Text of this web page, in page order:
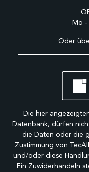
Mo -
Oder
Die hier
Datenbank, dürfen
die Daten oder die
Zustimmung von
und/oder diese
Ein Zuwiderhandeln